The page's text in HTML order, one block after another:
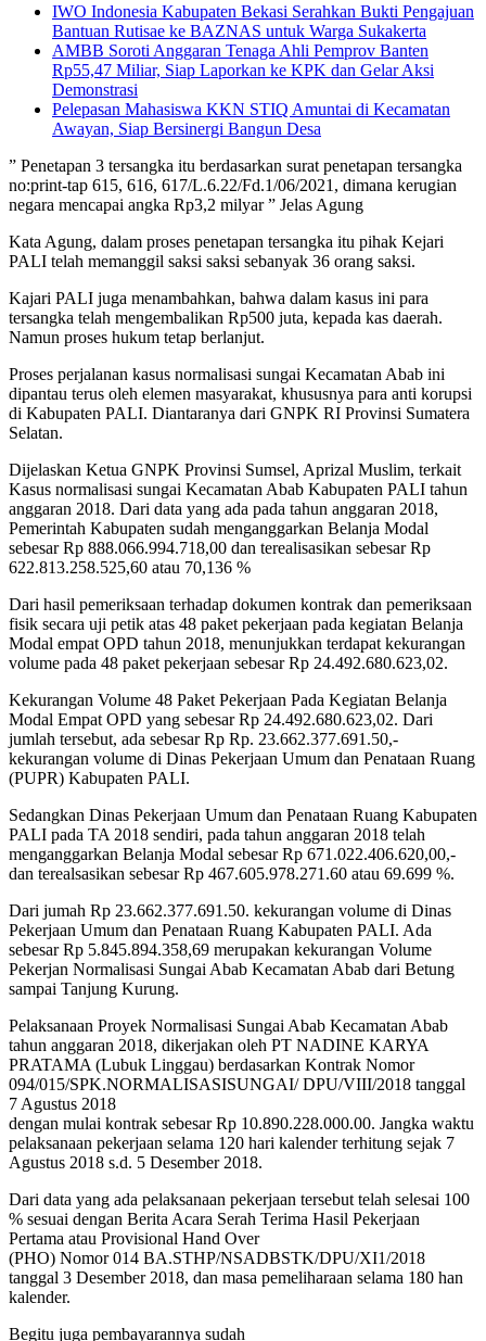
IWO Indonesia Kabupaten Bekasi Serahkan Bukti Pengajuan
Bantuan Rutisae ke BAZNAS untuk Warga Sukakerta
AMBB Soroti Anggaran Tenaga Ahli Pemprov Banten
Rp55,47 Miliar, Siap Laporkan ke KPK dan Gelar Aksi
Demonstrasi
Pelepasan Mahasiswa KKN STIQ Amuntai di Kecamatan
Awayan, Siap Bersinergi Bangun Desa
” Penetapan 3 tersangka itu berdasarkan surat penetapan tersangka
no:print-tap 615, 616, 617/L.6.22/Fd.1/06/2021, dimana kerugian
negara mencapai angka Rp3,2 milyar ” Jelas Agung
Kata Agung, dalam proses penetapan tersangka itu pihak Kejari
PALI telah memanggil saksi saksi sebanyak 36 orang saksi.
Kajari PALI juga menambahkan, bahwa dalam kasus ini para
tersangka telah mengembalikan Rp500 juta, kepada kas daerah.
Namun proses hukum tetap berlanjut.
Proses perjalanan kasus normalisasi sungai Kecamatan Abab ini
dipantau terus oleh elemen masyarakat, khususnya para anti korupsi
di Kabupaten PALI. Diantaranya dari GNPK RI Provinsi Sumatera
Selatan.
Dijelaskan Ketua GNPK Provinsi Sumsel, Aprizal Muslim, terkait
Kasus normalisasi sungai Kecamatan Abab Kabupaten PALI tahun
anggaran 2018. Dari data yang ada pada tahun anggaran 2018,
Pemerintah Kabupaten sudah menganggarkan Belanja Modal
sebesar Rp 888.066.994.718,00 dan terealisasikan sebesar Rp
622.813.258.525,60 atau 70,136 %
Dari hasil pemeriksaan terhadap dokumen kontrak dan pemeriksaan
fisik secara uji petik atas 48 paket pekerjaan pada kegiatan Belanja
Modal empat OPD tahun 2018, menunjukkan terdapat kekurangan
volume pada 48 paket pekerjaan sebesar Rp 24.492.680.623,02.
Kekurangan Volume 48 Paket Pekerjaan Pada Kegiatan Belanja
Modal Empat OPD yang sebesar Rp 24.492.680.623,02. Dari
jumlah tersebut, ada sebesar Rp Rp. 23.662.377.691.50,-
kekurangan volume di Dinas Pekerjaan Umum dan Penataan Ruang
(PUPR) Kabupaten PALI.
Sedangkan Dinas Pekerjaan Umum dan Penataan Ruang Kabupaten
PALI pada TA 2018 sendiri, pada tahun anggaran 2018 telah
menganggarkan Belanja Modal sebesar Rp 671.022.406.620,00,-
dan terealsasikan sebesar Rp 467.605.978.271.60 atau 69.699 %.
Dari jumah Rp 23.662.377.691.50. kekurangan volume di Dinas
Pekerjaan Umum dan Penataan Ruang Kabupaten PALI. Ada
sebesar Rp 5.845.894.358,69 merupakan kekurangan Volume
Pekerjan Normalisasi Sungai Abab Kecamatan Abab dari Betung
sampai Tanjung Kurung.
Pelaksanaan Proyek Normalisasi Sungai Abab Kecamatan Abab
tahun anggaran 2018, dikerjakan oleh PT NADINE KARYA
PRATAMA (Lubuk Linggau) berdasarkan Kontrak Nomor
094/015/SPK.NORMALISASISUNGAI/ DPU/VIII/2018 tanggal
7 Agustus 2018
dengan mulai kontrak sebesar Rp 10.890.228.000.00. Jangka waktu
pelaksanaan pekerjaan selama 120 hari kalender terhitung sejak 7
Agustus 2018 s.d. 5 Desember 2018.
Dari data yang ada pelaksanaan pekerjaan tersebut telah selesai 100
% sesuai dengan Berita Acara Serah Terima Hasil Pekerjaan
Pertama atau Provisional Hand Over
(PHO) Nomor 014 BA.STHP/NSADBSTK/DPU/XI1/2018
tanggal 3 Desember 2018, dan masa pemeliharaan selama 180 han
kalender.
Begitu juga pembayarannya sudah